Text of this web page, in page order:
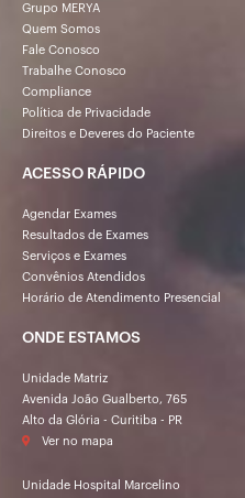
Grupo MERYA
Quem Somos
Fale Conosco
Trabalhe Conosco
Compliance
Política de Privacidade
Direitos e Deveres do Paciente
ACESSO RÁPIDO
Agendar Exames
Resultados de Exames
Serviços e Exames
Convênios Atendidos
Horário de Atendimento Presencial
ONDE ESTAMOS
Unidade Matriz
Avenida João Gualberto, 765
Alto da Glória - Curitiba - PR
Ver no mapa
Unidade Hospital Marcelino